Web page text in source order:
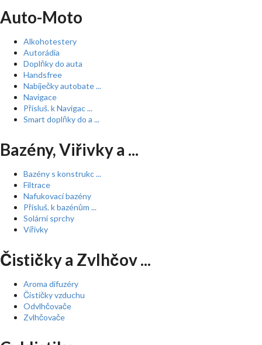
Auto-Moto
Alkohotestery
Autorádia
Doplňky do auta
Handsfree
Nabíječky autobate ...
Navigace
Přísluš. k Navigac ...
Smart doplňky do a ...
Bazény, Viřivky a ...
Bazény s konstrukc ...
Filtrace
Nafukovací bazény
Přísluš. k bazénům ...
Solární sprchy
Vířivky
Čističky a Zvlhčov ...
Aroma difuzéry
Čističky vzduchu
Odvlhčovače
Zvlhčovače